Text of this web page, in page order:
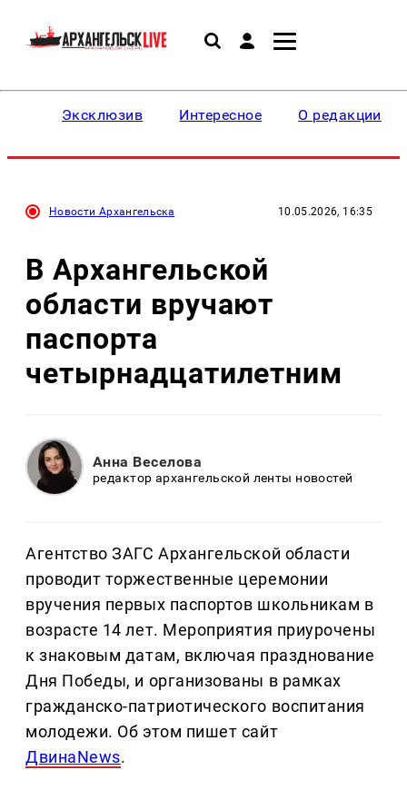
Эксклюзив Интересное О редакции
Новости Архангельска 10.05.2026, 16:35
В Архангельской
области вручают
паспорта
четырнадцатилетним
Анна Веселова
редактор архангельской ленты новостей
Агентство ЗАГС Архангельской области
проводит торжественные церемонии
вручения первых паспортов школьникам в
возрасте 14 лет. Мероприятия приурочены
к знаковым датам, включая празднование
Дня Победы, и организованы в рамках
гражданско-патриотического воспитания
молодежи. Об этом пишет сайт
ДвинаNews.